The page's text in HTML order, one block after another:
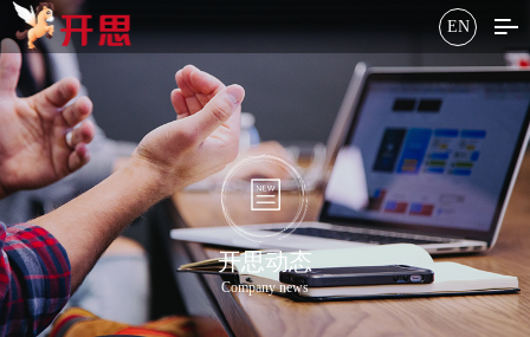
EN
开思动态
Company news